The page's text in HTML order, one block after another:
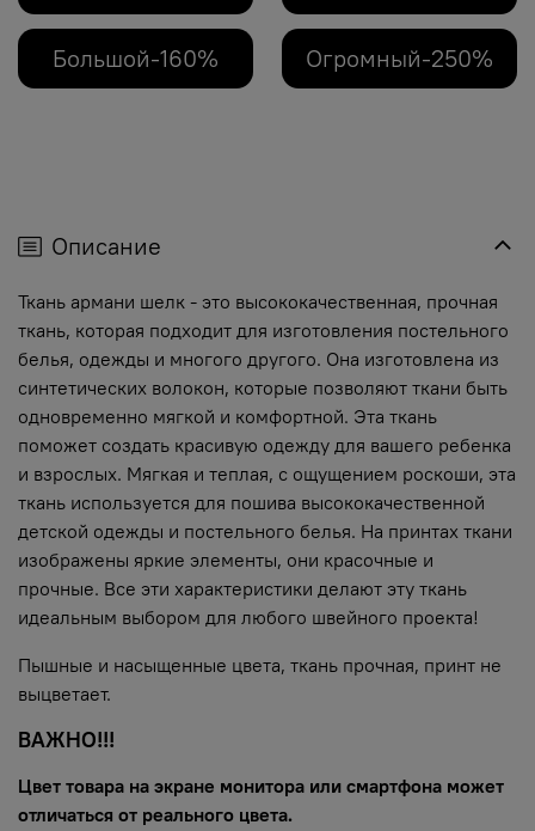
Большой-160% Огромный-250%
Описание
Ткань армани шелк - это высококачественная, прочная
ткань, которая подходит для изготовления постельного
белья, одежды и многого другого. Она изготовлена из
синтетических волокон, которые позволяют ткани быть
одновременно мягкой и комфортной. Эта ткань
поможет создать красивую одежду для вашего ребенка
и взрослых. Мягкая и теплая, с ощущением роскоши, эта
ткань используется для пошива высококачественной
детской одежды и постельного белья. На принтах ткани
изображены яркие элементы, они красочные и
прочные. Все эти характеристики делают эту ткань
идеальным выбором для любого швейного проекта!
Пышные и насыщенные цвета, ткань прочная, принт не
выцветает.
ВАЖНО!!!
Цвет товара на экране монитора или смартфона может
отличаться от реального цвета.